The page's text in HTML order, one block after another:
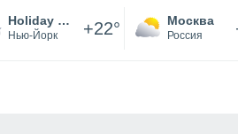
Holiday Mountain
Нью-Йорк +22° Москва
Россия